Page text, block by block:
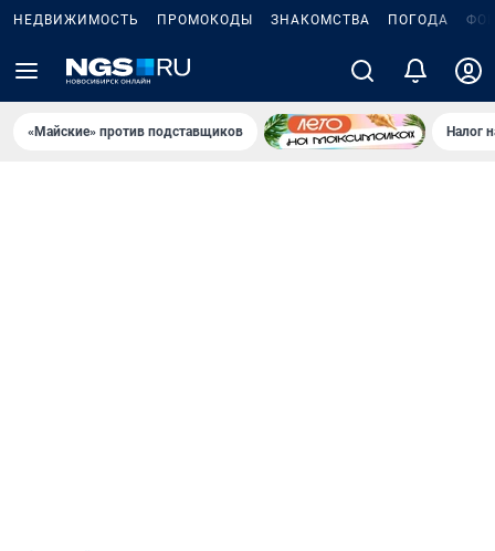
НЕДВИЖИМОСТЬ ПРОМОКОДЫ ЗНАКОМСТВА ПОГОДА
«Майские» против подставщиков Налог